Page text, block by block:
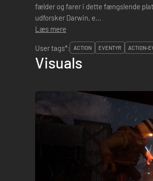
fælder og farer i dette fængslende
udforsker Darwin, e...
Læs mere
User tags*:
ACTION EVENTYR ACTION-
Visuals